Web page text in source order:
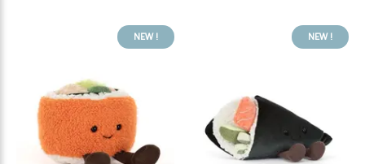
NEW ! NEW !